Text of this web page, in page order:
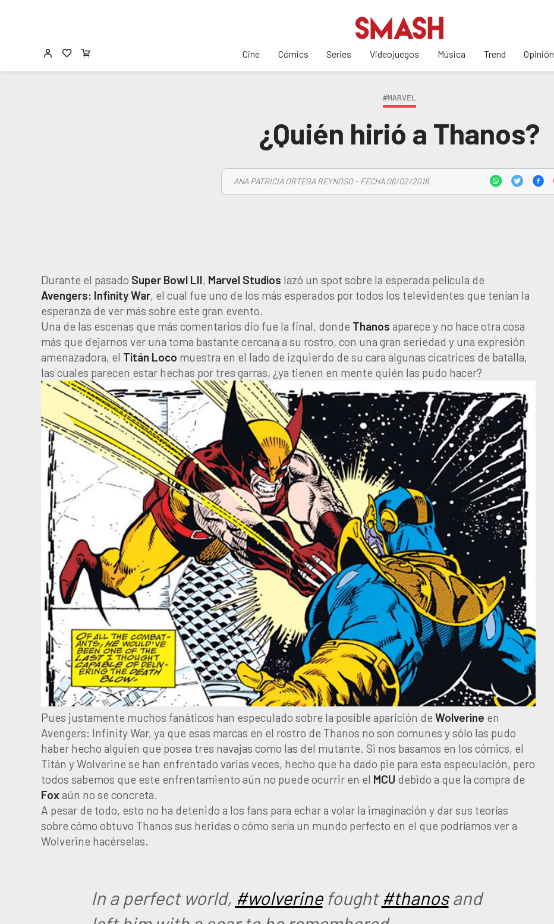
Cine Cómics Series Videojuegos Música Trend Opinión
#MARVEL
¿Quién hirió a Thanos?
ANA PATRICIA ORTEGA REYNOSO - FECHA 06/02/2018
Durante el pasado Super Bowl LII, Marvel Studios lazó un spot sobre la esperada película de
Avengers: Infinity War, el cual fue uno de los más esperados por todos los televidentes que tenían la
esperanza de ver más sobre este gran evento.
Una de las escenas que más comentarios dio fue la final, donde Thanos aparece y no hace otra cosa
más que dejarnos ver una toma bastante cercana a su rostro, con una gran seriedad y una expresión
amenazadora, el Titán Loco muestra en el lado de izquierdo de su cara algunas cicatrices de batalla,
las cuales parecen estar hechas por tres garras, ¿ya tienen en mente quién las pudo hacer?
Pues justamente muchos fanáticos han especulado sobre la posible aparición deWolverine en
Avengers: Infinity War, ya que esas marcas en el rostro de Thanos no son comunes y sólo las pudo
haber hecho alguien que posea tres navajas como las del mutante. Si nos basamos en los cómics, el
Titán y Wolverine se han enfrentado varias veces, hecho que ha dado pie para esta especulación, pero
todos sabemos que este enfrentamiento aún no puede ocurrir en el MCU debido a que la compra de
Foxaún no se concreta.
A pesar de todo, esto no ha detenido a los fans para echar a volar la imaginación y dar sus teorías
sobre cómo obtuvo Thanos sus heridas o cómo sería un mundo perfecto en el que podríamos ver a
Wolverine hacérselas.
In a perfect world, #wolverinefought #thanosand